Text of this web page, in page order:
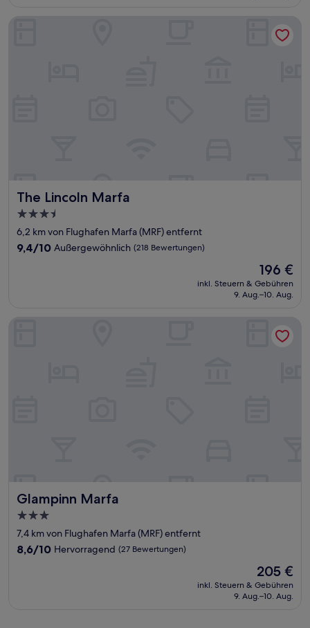
The Lincoln Marfa
The Lincoln Marfa
3.5-
Sterne-
Unterkunft
6,2 km von Flughafen Marfa (MRF) entfernt
9.4
9,4/10 Außergewöhnlich (218 Bewertungen)
Der
Preis
beträgt
196 €
inkl. Steuern & Gebühren
9. Aug.–10. Aug.
The Lincoln Marfa
Glampinn Marfa
Glampinn Marfa
3.0-
Sterne-
Unterkunft
7,4 km von Flughafen Marfa (MRF) entfernt
8.6
8,6/10 Hervorragend (27 Bewertungen)
Der
Preis
beträgt
205 €
inkl. Steuern & Gebühren
9. Aug.–10. Aug.